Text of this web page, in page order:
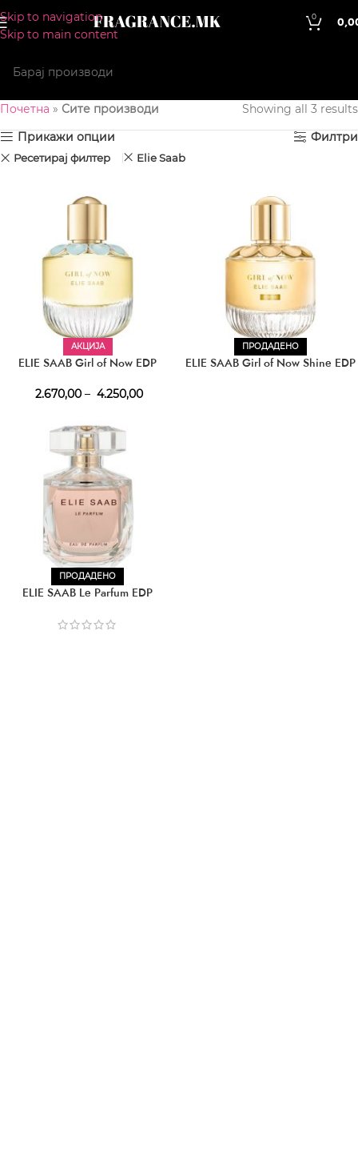
Skip to navigation
Skip to main content
0
Почетна » Сите производи
Showing all 3 results
Прикажи опции
Филтри
Ресетирај филтер Elie Saab
АКЦИЈА
ELIE SAAB Girl of Now EDP
2.670,00 – 4.250,00
ПРОДАДЕНО
ELIE SAAB Girl of Now Shine EDP
ПРОДАДЕНО
ELIE SAAB Le Parfum EDP